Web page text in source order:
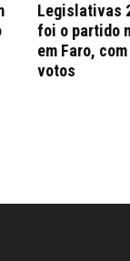
Legislativas
foi o partido
em Faro,
votos